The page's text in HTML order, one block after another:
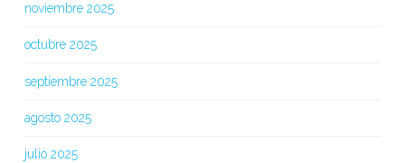
noviembre 2025
octubre 2025
septiembre 2025
agosto 2025
julio 2025